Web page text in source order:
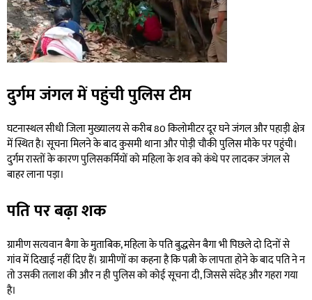
दुर्गम जंगल में पहुंची पुलिस टीम
घटनास्थल सीधी जिला मुख्यालय से करीब 80 किलोमीटर दूर घने जंगल और पहाड़ी क्षेत्र
में स्थित है। सूचना मिलने के बाद कुसमी थाना और पोड़ी चौकी पुलिस मौके पर पहुंची।
दुर्गम रास्तों के कारण पुलिसकर्मियों को महिला के शव को कंधे पर लादकर जंगल से
बाहर लाना पड़ा।
पति पर बढ़ा शक
ग्रामीण सत्यवान बैगा के मुताबिक, महिला के पति बुद्धसेन बैगा भी पिछले दो दिनों से
गांव में दिखाई नहीं दिए हैं। ग्रामीणों का कहना है कि पत्नी के लापता होने के बाद पति ने न
तो उसकी तलाश की और न ही पुलिस को कोई सूचना दी, जिससे संदेह और गहरा गया
है।